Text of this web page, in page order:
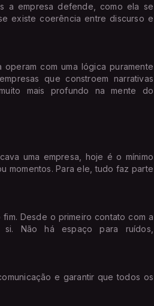
a empresa defende, como ela se
existe coerência entre discurso e
operam com uma lógica puramente
que constroem narrativas
mais profundo na mente do
uma empresa, hoje é o mínimo
momentos. Para ele, tudo faz parte
Desde o primeiro contato com a
Não há espaço para ruídos,
e garantir que todos os